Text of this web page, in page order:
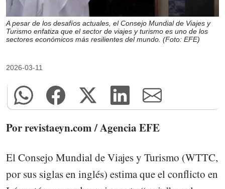
A pesar de los desafíos actuales, el Consejo Mundial de Viajes y
Turismo enfatiza que el sector de viajes y turismo es uno de los
sectores económicos más resilientes del mundo. (Foto: EFE)
2026-03-11
Por revistaeyn.com / Agencia EFE
El Consejo Mundial de Viajes y Turismo (WTTC,
por sus siglas en inglés) estima que el conflicto en